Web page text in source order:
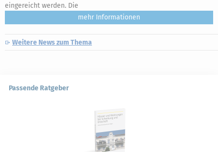
eingereicht werden. Die
mehr
Weitere News zum Thema
Passende Ratgeber